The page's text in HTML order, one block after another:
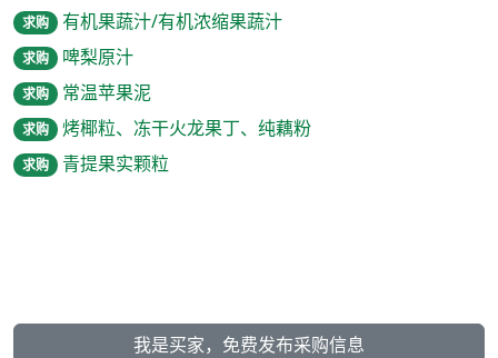
求购 有机果蔬汁/有机浓缩果蔬汁
求购 啤梨原汁
求购 常温苹果泥
求购 烤椰粒、冻干火龙果丁、纯藕粉
求购 青提果实颗粒
我是买家，免费发布采购信息